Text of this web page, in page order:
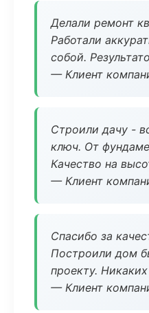
Делали ремонт
Работали
собой.
— Клиент
Строили дачу -
ключ. От
Качество на
— Клиент
Спасибо за
Построили дом
проекту.
— Клиент